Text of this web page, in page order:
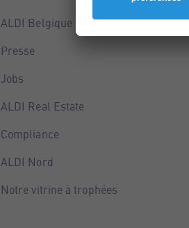
ALDI Belgique
Presse
Jobs
ALDI Real Estate
Compliance
ALDI Nord
Notre vitrine à trophées